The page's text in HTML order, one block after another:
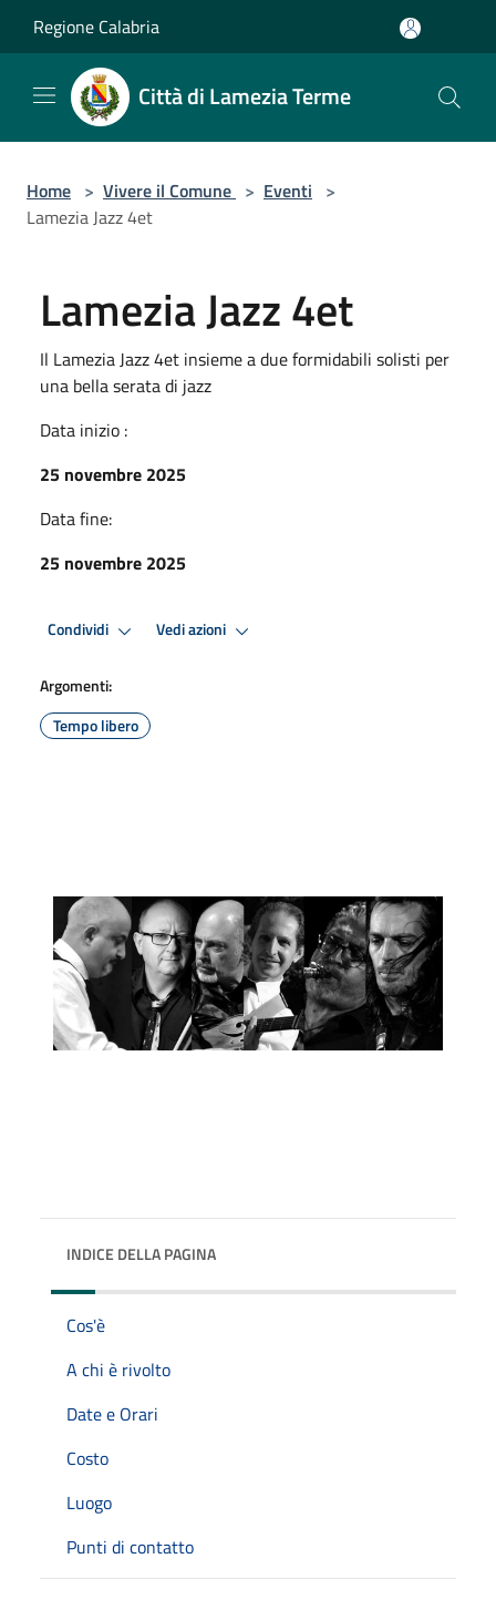
Regione Calabria
Città di Lamezia Terme
Home > Vivere il Comune > Eventi >
Lamezia Jazz 4et
Lamezia Jazz 4et
Il Lamezia Jazz 4et insieme a due formidabili solisti per
una bella serata di jazz
Data inizio :
25 novembre 2025
Data fine:
25 novembre 2025
Condividi Vedi azioni
Argomenti:
Tempo libero
INDICE DELLA PAGINA
Cos'è
A chi è rivolto
Date e Orari
Costo
Luogo
Punti di contatto